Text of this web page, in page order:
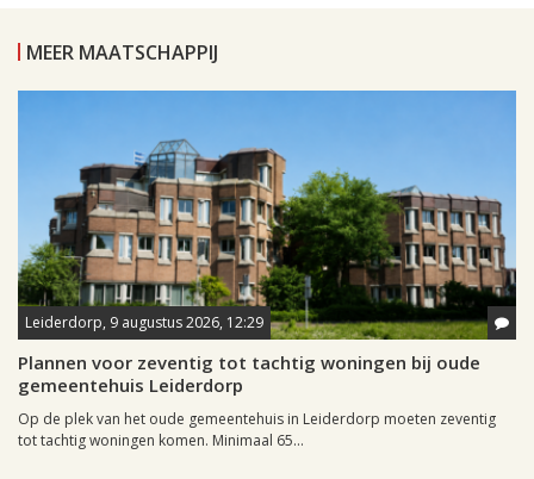
MEER MAATSCHAPPIJ
Leiderdorp, 9 augustus 2026, 12:29
Plannen voor zeventig tot tachtig woningen bij oude
gemeentehuis Leiderdorp
Op de plek van het oude gemeentehuis in Leiderdorp moeten zeventig
tot tachtig woningen komen. Minimaal 65...